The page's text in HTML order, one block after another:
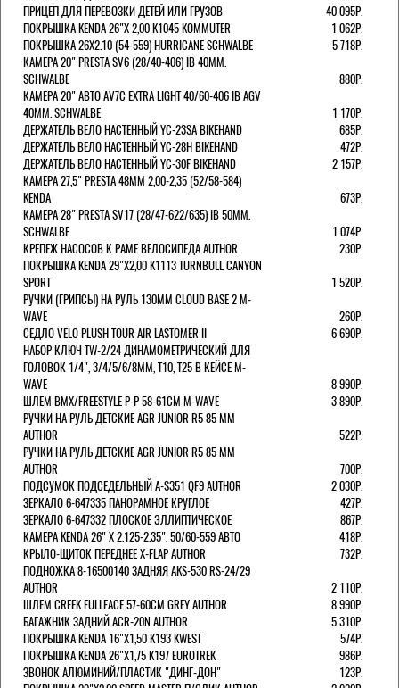
ПРИЦЕП ДЛЯ ПЕРЕВОЗКИ ДЕТЕЙ ИЛИ ГРУЗОВ
40 095Р.
ПОКРЫШКА KENDA 26"Х 2,00 K1045 KOMMUTER
1 062Р.
ПОКРЫШКА 26X2.10 (54-559) HURRICANE SCHWALBE
5 718Р.
КАМЕРА 20" PRESTA SV6 (28/40-406) IB 40MM.
SCHWALBE
880Р.
КАМЕРА 20" АВТО AV7C EXTRA LIGHT 40/60-406 IB AGV
40MM. SCHWALBE
1 170Р.
ДЕРЖАТЕЛЬ ВЕЛО НАСТЕННЫЙ YC-23SA BIKEHAND
685Р.
ДЕРЖАТЕЛЬ ВЕЛО НАСТЕННЫЙ YC-28H BIKEHAND
472Р.
ДЕРЖАТЕЛЬ ВЕЛО НАСТЕННЫЙ YC-30F BIKEHAND
2 157Р.
КАМЕРА 27,5" PRESTA 48ММ 2,00-2,35 (52/58-584)
KENDA
673Р.
КАМЕРА 28" PRESTA SV17 (28/47-622/635) IB 50MM.
SCHWALBE
1 074Р.
КРЕПЕЖ НАСОСОВ К РАМЕ ВЕЛОСИПЕДА AUTHOR
230Р.
ПОКРЫШКА KENDA 29"Х2,00 K1113 TURNBULL CANYON
SPORT
1 520Р.
РУЧКИ (ГРИПСЫ) НА РУЛЬ 130ММ CLOUD BASE 2 M-
WAVE
260Р.
СЕДЛО VELO PLUSH TOUR AIR LASTOMER II
6 690Р.
НАБОР КЛЮЧ TW-2/24 ДИНАМОМЕТРИЧЕСКИЙ ДЛЯ
ГОЛОВОК 1/4", 3/4/5/6/8ММ, T10, T25 В КЕЙСЕ M-
WAVE
8 990Р.
ШЛЕМ ВМХ/FREESTYLE Р-Р 58-61СМ M-WAVE
3 890Р.
РУЧКИ НА РУЛЬ ДЕТСКИЕ AGR JUNIOR R5 85 ММ
AUTHOR
522Р.
РУЧКИ НА РУЛЬ ДЕТСКИЕ AGR JUNIOR R5 85 ММ
AUTHOR
700Р.
ПОДСУМОК ПОДСЕДЕЛЬНЫЙ A-S351 QF9 AUTHOR
2 030Р.
ЗЕРКАЛО 6-647335 ПАНОРАМНОЕ КРУГЛОЕ
427Р.
ЗЕРКАЛО 6-647332 ПЛОСКОЕ ЭЛЛИПТИЧЕСКОЕ
867Р.
КАМЕРА KENDA 26" Х 2.125-2.35", 50/60-559 АВТО
418Р.
КРЫЛО-ЩИТОК ПЕРЕДНЕЕ X-FLAP AUTHOR
732Р.
ПОДНОЖКА 8-16500140 ЗАДНЯЯ AKS-530 RS-24/29
AUTHOR
2 110Р.
ШЛЕМ CREEK FULLFACE 57-60СМ GREY AUTHOR
8 990Р.
БАГАЖНИК ЗАДНИЙ ACR-20N AUTHOR
5 310Р.
ПОКРЫШКА KENDA 16"Х1,50 K193 KWEST
574Р.
ПОКРЫШКА KENDA 26"Х1,75 K197 EUROTREK
986Р.
ЗВОНОК АЛЮМИНИЙ/ПЛАСТИК "ДИНГ-ДОН"
123Р.